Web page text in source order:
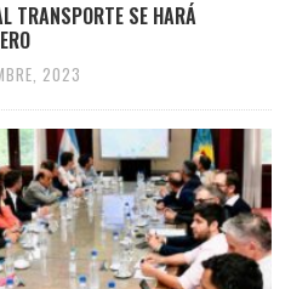
TRANSPORTE SE HARÁ
2023